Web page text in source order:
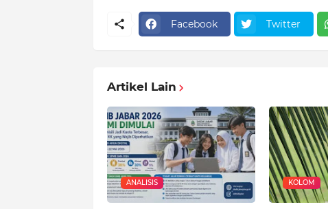
Facebook Twitter
Artikel Lain
ANALISIS KOLOM